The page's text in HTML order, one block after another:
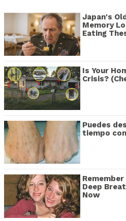
Japan's
Memory
Eating
Is Your
Crisis?
Puedes
tiempo
Deep
Now